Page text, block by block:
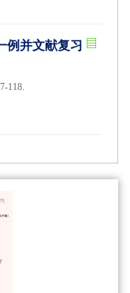
例并文献复习
118.